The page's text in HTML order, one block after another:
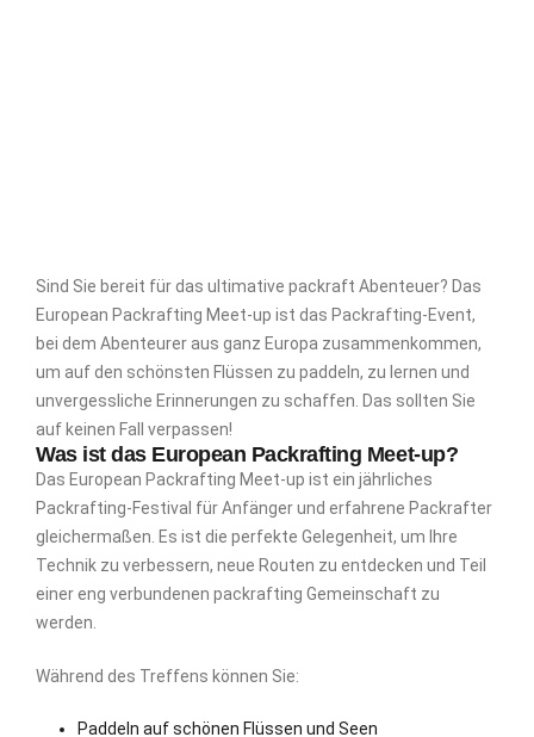
Sind Sie bereit für das ultimative packraft Abenteuer? Das
European Packrafting Meet-up ist das Packrafting-Event,
bei dem Abenteurer aus ganz Europa zusammenkommen,
um auf den schönsten Flüssen zu paddeln, zu lernen und
unvergessliche Erinnerungen zu schaffen. Das sollten Sie
auf keinen Fall verpassen!
Was ist das European Packrafting Meet-up?
Das European Packrafting Meet-up ist ein jährliches
Packrafting-Festival für Anfänger und erfahrene Packrafter
gleichermaßen. Es ist die perfekte Gelegenheit, um Ihre
Technik zu verbessern, neue Routen zu entdecken und Teil
einer eng verbundenen packrafting Gemeinschaft zu
werden.
Während des Treffens können Sie:
Paddeln auf schönen Flüssen und Seen